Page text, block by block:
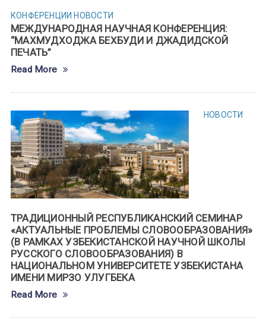
КОНФЕРЕНЦИИ НОВОСТИ
МЕЖДУНАРОДНАЯ НАУЧНАЯ КОНФЕРЕНЦИЯ:
“МАХМУДХОДЖА БЕХБУДИ И ДЖАДИДСКОЙ
ПЕЧАТЬ”
Read More
НОВОСТИ
ТРАДИЦИОННЫЙ РЕСПУБЛИКАНСКИЙ СЕМИНАР
«АКТУАЛЬНЫЕ ПРОБЛЕМЫ СЛОВООБРАЗОВАНИЯ»
(В РАМКАХ УЗБЕКИСТАНСКОЙ НАУЧНОЙ ШКОЛЫ
РУССКОГО СЛОВООБРАЗОВАНИЯ) В
НАЦИОНАЛЬНОМ УНИВЕРСИТЕТЕ УЗБЕКИСТАНA
ИМЕНИ МИРЗО УЛУГБЕКА
Read More